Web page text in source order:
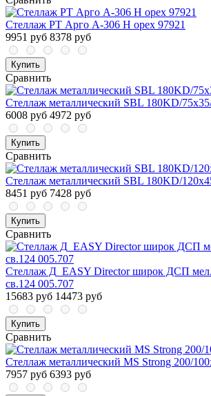
Стеллаж PT Арго А-306 Н орех 97921
9951 руб 8378 руб
Купить
Сравнить
Стеллаж металлический SBL 180KD/
6008 руб 4972 руб
Купить
Сравнить
Стеллаж металлический SBL 180KD/
8451 руб 7428 руб
Купить
Сравнить
Стеллаж Д_EASY Director широк ДСП
св.124 005.707
15683 руб 14473 руб
Купить
Сравнить
Стеллаж металлический MS Strong 200/
7957 руб 6393 руб